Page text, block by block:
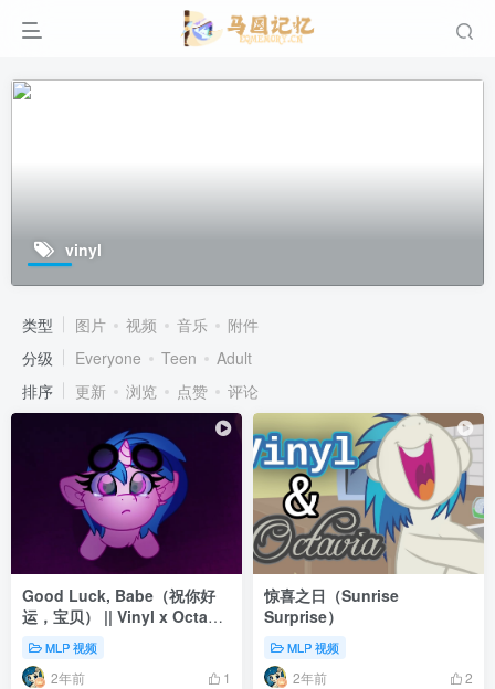
vinyl
类型 图片 视频 音乐
附件
分级
Everyone Teen
Adult
排序
更新 浏览 点赞 评论
Good Luck, Babe（祝你好
运，宝贝） || Vinyl x Octavia
Animation
MLP 视频
2年前 1
惊喜之日（Sunrise
Surprise）
MLP 视频
2年前 2